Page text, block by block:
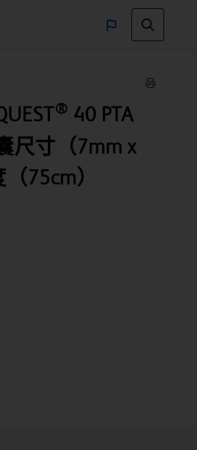
® 40 PTA
尺寸（7mm x
75cm）